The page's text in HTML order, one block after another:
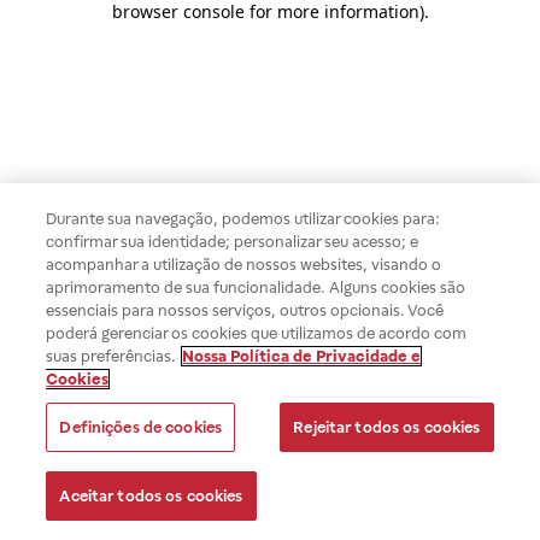
browser console for more information).
Durante sua navegação, podemos utilizar cookies para:
confirmar sua identidade; personalizar seu acesso; e
acompanhar a utilização de nossos websites, visando o
aprimoramento de sua funcionalidade. Alguns cookies são
essenciais para nossos serviços, outros opcionais. Você
poderá gerenciar os cookies que utilizamos de acordo com
suas preferências. Nossa Política de Privacidade e
Cookies
Definições de cookies Rejeitar todos os cookies
Aceitar todos os cookies